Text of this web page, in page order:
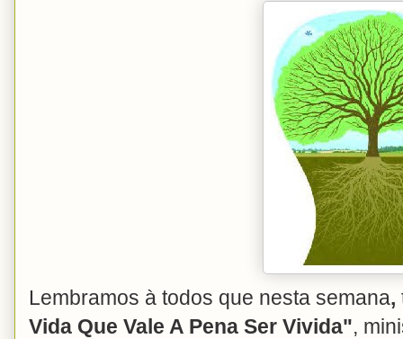
Lembramos à todos que nesta semana,
Vida Que Vale A Pena Ser Vivida",